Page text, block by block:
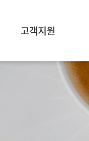
고객지원